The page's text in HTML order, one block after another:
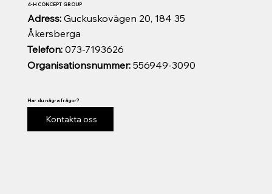
Organisationsnummer:556949-3090
Telefon:073-7193626
Adress: Guckuskovägen 20, 184 35
Åkersberga
4-H CONCEPT GROUP
Har du några frågor?
Kontakta oss